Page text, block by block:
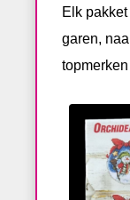
Elk
garen,